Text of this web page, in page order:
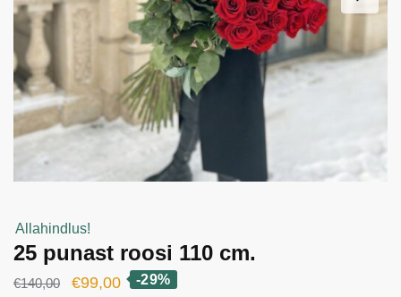
Allahindlus!
25 punast roosi 110 cm.
€140,00
Algne
€99,00Current
-29%